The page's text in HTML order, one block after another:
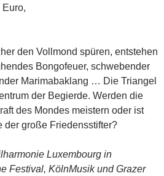
Euro,
den Vollmond spüren, entstehen
Bongofeuer, schwebender
Marimabaklang … Die Triangel
der Begierde. Werden die
des Mondes meistern oder ist
der große Friedensstifter?
Luxembourg in
Festival, KölnMusik und Grazer